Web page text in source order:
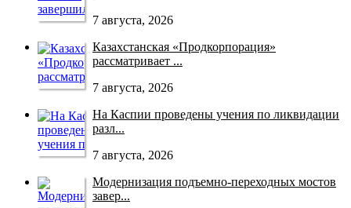
7 августа, 2026
Казахстанская «Продкорпорация»
рассматривает ...
7 августа, 2026
На Каспии проведены учения по ликвидации
разл...
7 августа, 2026
Модернизация подъемно-переходных мостов
завер...